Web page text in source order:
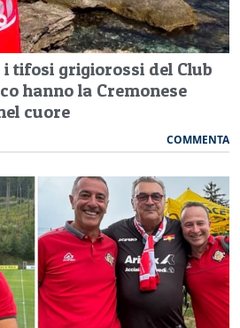
tifosi grigiorossi del Club
hanno la Cremonese
cuore
COMMENTA